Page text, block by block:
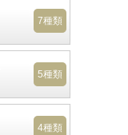
7種類
5種類
4種類